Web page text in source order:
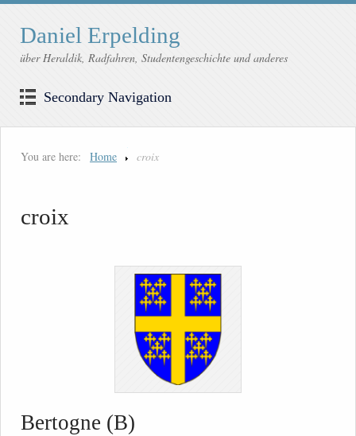
Daniel Erpelding
über Heraldik, Radfahren, Studentengeschichte und anderes
Secondary Navigation
You are here: Home croix
croix
Bertogne (B)